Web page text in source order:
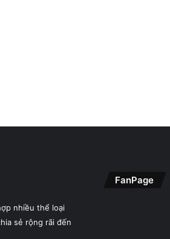
nhiều thể loại
sẻ rộng rãi đến
FanPage